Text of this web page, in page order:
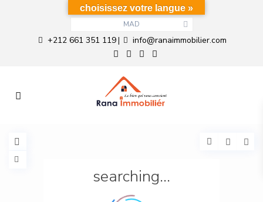
MAD
+212 661 351 119| info@ranaimmobilier.com
searching...
choisissez votre langue »